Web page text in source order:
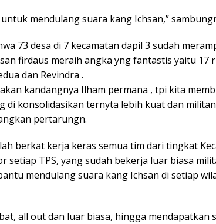
mendulang suara kang Ichsan,”
73 desa di 7 kecamatan dapil 3 sudah
firdaus meraih angka yng fantastis yaitu 17
dan Revindra .
kandangnya Ilham permana , tpi kita
di konsolidasikan ternyta lebih kuat dan
pertarungn.
berkat kerja keras semua tim dari tingkat
setiap TPS, yang sudah bekerja luar biasa
mendulang suara kang Ichsan di setiap
all out dan luar biasa, hingga mendapatkan